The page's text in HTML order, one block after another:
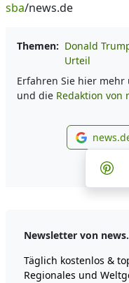
sba/news.de
Themen: Donald
Urteil
Erfahren Sie hier mehr
und die Redaktion von
Newsletter von
Täglich kostenlos &
Regionales und